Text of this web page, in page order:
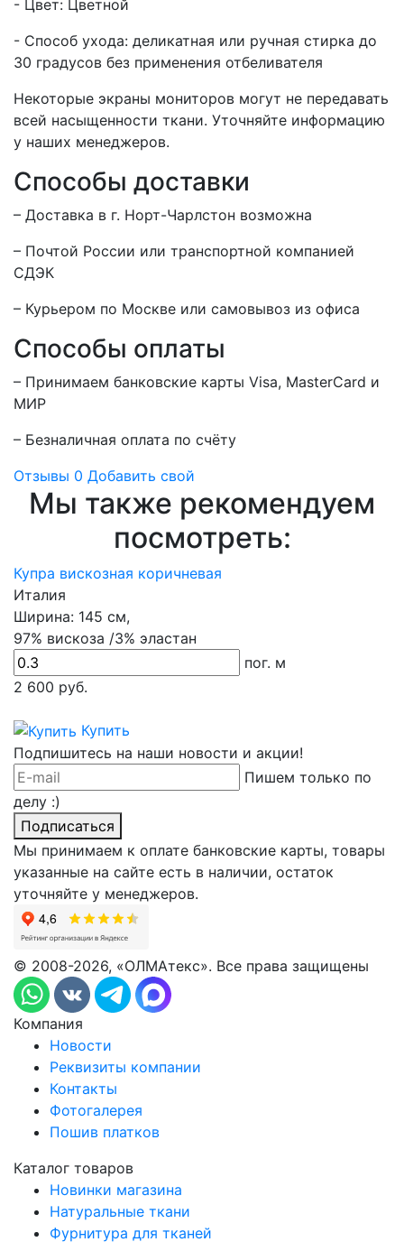
- Цвет: Цветной
- Способ ухода: деликатная или ручная стирка до
30 градусов без применения отбеливателя
Некоторые экраны мониторов могут не передавать
всей насыщенности ткани. Уточняйте информацию
у наших менеджеров.
Способы доставки
– Доставка в г. Норт-Чарлстонвозможна
– Почтой России или транспортной компанией
СДЭК
– Курьером по Москве или самовывоз из офиса
Способы оплаты
– Принимаем банковские карты Visa, MasterCard и
МИР
– Безналичная оплата по счёту
Отзывы0 Добавить свой
Мы также рекомендуем
посмотреть:
Купра вискозная коричневая
Италия
Ширина: 145 см,
97% вискоза /3% эластан
пог. м
2 600руб.
Купить
Подпишитесь на наши новости и акции!
Пишем только по
делу :)
Подписаться
Мы принимаем к оплате банковские карты, товары
указанные на сайте есть в наличии, остаток
уточняйте у менеджеров.
© 2008-2026, «ОЛМАтекс». Все права защищены
Компания
Новости
Реквизиты компании
Контакты
Фотогалерея
Пошив платков
Каталог товаров
Новинки магазина
Натуральные ткани
Фурнитура для тканей